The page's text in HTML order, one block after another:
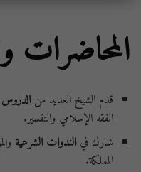
المحاضرات
قدم الشيخ العديد من الدروس
الفقه الإسلامي والتفسير.
شارك في الندوات الشرعية
المملكة.